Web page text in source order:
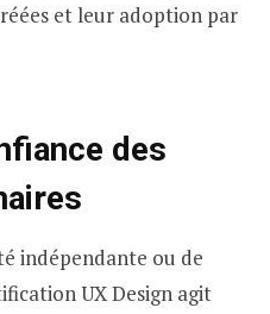
et leur adoption par
des
indépendante ou de
UX Design agit